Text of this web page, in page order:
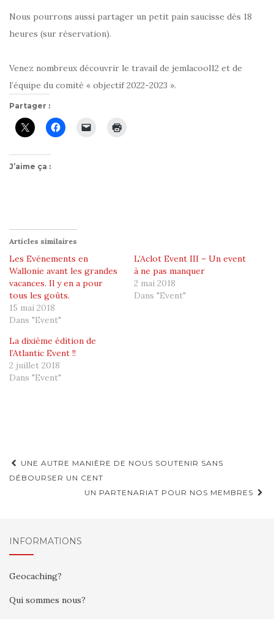
Nous pourrons aussi partager un petit pain saucisse dès 18
heures (sur réservation).
Venez nombreux découvrir le travail de jemlacool12 et de
l’équipe du comité « objectif 2022-2023 ».
Partager :
J’aime ça :
Articles similaires
Les Evénements en
Wallonie avant les grandes
vacances. Il y en a pour
tous les goûts.
15 mai 2018
Dans "Event"
L’Aclot Event III – Un event
à ne pas manquer
2 mai 2018
Dans "Event"
La dixième édition de
l’Atlantic Event !!
2 juillet 2018
Dans "Event"
Navigation
d'article
UNE AUTRE MANIÈRE DE NOUS SOUTENIR SANS
DÉBOURSER UN CENT
UN PARTENARIAT POUR NOS MEMBRES
INFORMATIONS
Geocaching?
Qui sommes nous?